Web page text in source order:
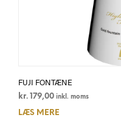
FUJI FONTÆNE
kr. 179,00 inkl. moms
LÆS MERE